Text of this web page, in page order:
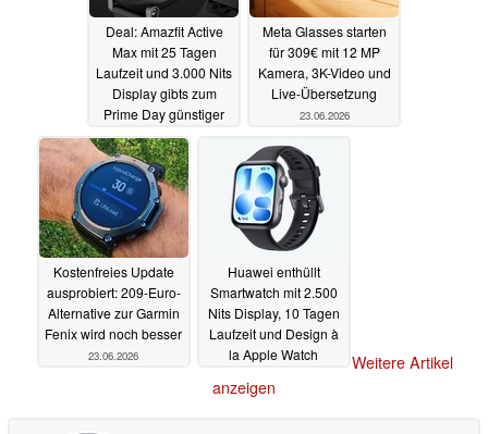
Deal: Amazfit Active
Max mit 25 Tagen
Laufzeit und 3.000 Nits
Display gibts zum
Prime Day günstiger
24.06.2026
Meta Glasses starten
für 309€ mit 12 MP
Kamera, 3K-Video und
Live-Übersetzung
23.06.2026
Kostenfreies Update
ausprobiert: 209-Euro-
Alternative zur Garmin
Fenix wird noch besser
23.06.2026
Huawei enthüllt
Smartwatch mit 2.500
Nits Display, 10 Tagen
Laufzeit und Design à
la Apple Watch
Weitere Artikel
anzeigen